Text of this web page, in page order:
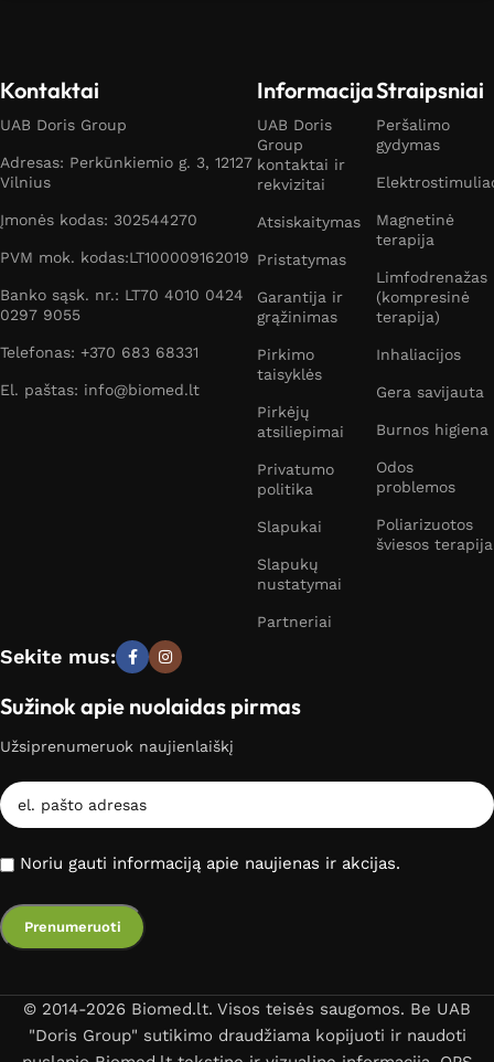
Kontaktai
UAB Doris Group
Adresas: Perkūnkiemio g. 3, 12127
Vilnius
Įmonės kodas: 302544270
PVM mok. kodas:LT100009162019
Banko sąsk. nr.: LT70 4010 0424
0297 9055
Telefonas: +370 683 68331
El. paštas: info@biomed.lt
Informacija
UAB Doris
Group
kontaktai ir
rekvizitai
Atsiskaitymas
Pristatymas
Garantija ir
grąžinimas
Pirkimo
taisyklės
Pirkėjų
atsiliepimai
Privatumo
politika
Slapukai
Slapukų
nustatymai
Partneriai
Straipsniai
Peršalimo
gydymas
Magnetinė
terapija
Limfodrenažas
(kompresinė
terapija)
Inhaliacijos
Gera savijauta
Burnos higiena
Odos
problemos
Poliarizuotos
šviesos terapija
Sekite mus:
Sužinok apie nuolaidas pirmas
Užsiprenumeruok naujienlaiškį
Noriu gauti informaciją apie naujienas ir akcijas.
© 2014-2026 Biomed.lt. Visos teisės saugomos. Be UAB
"Doris Group" sutikimo draudžiama kopijuoti ir naudoti